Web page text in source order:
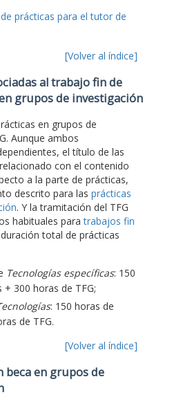
prácticas para el tutor de
[Volver al índice]
al trabajo fin de
grupos de investigación
en grupos de
Aunque ambos
el título de las
con el contenido
a la parte de prácticas,
descrito para las prácticas
. Y la tramitación del TFG
habituales paratrabajos fin
total de prácticas
Tecnologías específicas: 150
300 horas de TFG;
: 150 horas de
de TFG.
[Volver al índice]
beca en grupos de